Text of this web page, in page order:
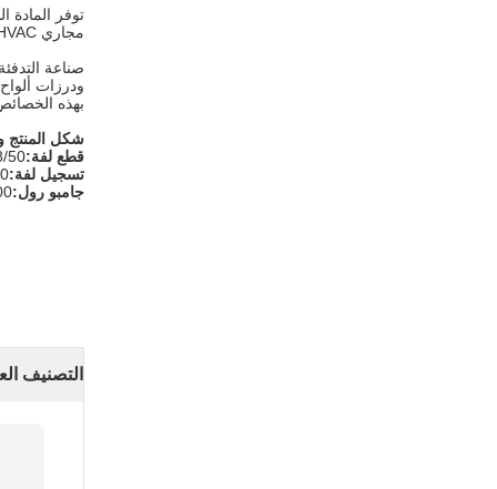
مجاري HVAC.
ودرزات
بهذه
شكل المنتج
قطع لفة:48/50 ملم (2 بوصة) / 60/63 ملم (2.5 بوصة) / 72/75
تسجيل لفة:
جامبو رول:1200
التصنيف